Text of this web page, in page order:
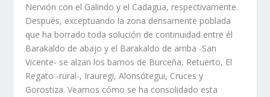
Nervión con el Galindo y el Cadagua, respectivamente.
Después, exceptuando la zona densamente poblada
que ha borrado toda solución de continuidad entre él
Barakaldo de abajo y el Barakaldo de arriba -San
Vicente- se alzan los barrios de Burceña, Retuerto, El
Regato -rural-, Irauregi, Alonsótegui, Cruces y
Gorostiza. Veamos cómo se ha consolidado esta